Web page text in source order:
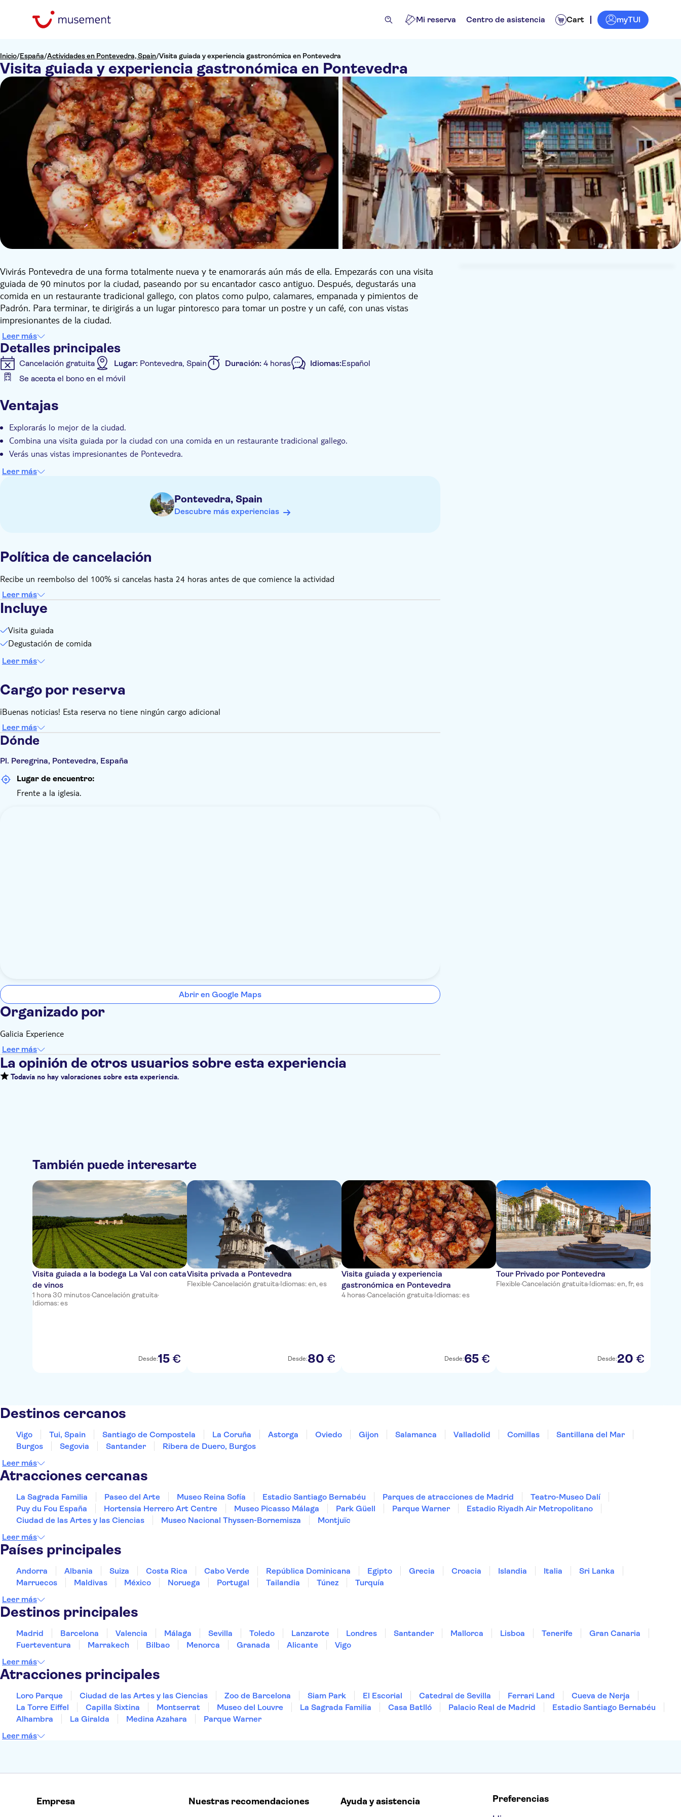
Mi reserva Centro de asistencia Cart myTUI
Inicio/España/Actividades en Pontevedra, Spain/Visita guiada y experiencia gastronómica en Pontevedra
Visita guiada y experiencia gastronómica en Pontevedra
Vivirás Pontevedra de una forma totalmente nueva y te enamorarás aún más de ella. Empezarás con una visita
guiada de 90 minutos por la ciudad, paseando por su encantador casco antiguo. Después, degustarás una
comida en un restaurante tradicional gallego, con platos como pulpo, calamares, empanada y pimientos de
Padrón. Para terminar, te dirigirás a un lugar pintoresco para tomar un postre y un café, con unas vistas
impresionantes de la ciudad.
Leer más
Detalles principales
Cancelación gratuita Lugar: Pontevedra, Spain Duración: 4 horas Idiomas:Español
Se acepta el bono en el móvil
Confirmación al momento
Accesible en silla de ruedas
Ventajas
Explorarás lo mejor de la ciudad.
Combina una visita guiada por la ciudad con una comida en un restaurante tradicional gallego.
Verás unas vistas impresionantes de Pontevedra.
Leer más
Pontevedra, Spain
Descubre más experiencias
Política de cancelación
Recibe un reembolso del 100% si cancelas hasta 24 horas antes de que comience la actividad
Leer más
Incluye
Visita guiada
Degustación de comida
Leer más
Cargo por reserva
¡Buenas noticias! Esta reserva no tiene ningún cargo adicional
Leer más
Dónde
Pl. Peregrina, Pontevedra, España
Lugar de encuentro:
Frente a la iglesia.
Abrir en Google Maps
Organizado por
Galicia Experience
Leer más
La opinión de otros usuarios sobre esta experiencia
Todavía no hay valoraciones sobre esta experiencia.
También puede interesarte
Visita guiada a la bodega La Val con cata
de vinos
1 hora 30 minutos·Cancelación gratuita·
Idiomas: es
Desde:15 €
Visita privada a Pontevedra
Flexible·Cancelación gratuita·Idiomas: en, es
Desde:80 €
Visita guiada y experiencia
gastronómica en Pontevedra
4 horas·Cancelación gratuita·Idiomas: es
Desde:65 €
Tour Privado por Pontevedra
Flexible·Cancelación gratuita·Idiomas: en, fr, es
Desde:20 €
Destinos cercanos
Vigo Tui, Spain Santiago de Compostela La Coruña Astorga Oviedo Gijon Salamanca Valladolid Comillas
Santillana del Mar
Burgos
Segovia Santander
Ribera de Duero, Burgos
Leer más
Atracciones cercanas
La Sagrada Familia Paseo del Arte Museo Reina Sofía Estadio Santiago Bernabéu Parques de atracciones de Madrid
Teatro-Museo Dalí
Puy du Fou España
Hortensia Herrero Art Centre Museo Picasso Málaga Park Güell Parque Warner
Estadio Riyadh Air Metropolitano
Ciudad de las Artes y las Ciencias
Museo Nacional Thyssen-Bornemisza
Montjuïc
Leer más
Países principales
Andorra Albania Suiza Costa Rica Cabo Verde República Dominicana Egipto Grecia Croacia Islandia Italia
Sri Lanka
Marruecos
Maldivas México Noruega Portugal Tailandia Túnez
Turquía
Leer más
Destinos principales
Madrid Barcelona Valencia Málaga Sevilla Toledo Lanzarote Londres Santander Mallorca Lisboa Tenerife
Gran Canaria
Fuerteventura
Marrakech Bilbao Menorca Granada Alicante
Vigo
Leer más
Atracciones principales
Loro Parque Ciudad de las Artes y las Ciencias Zoo de Barcelona Siam Park El Escorial Catedral de Sevilla Ferrari Land
Cueva de Nerja
La Torre Eiffel
Capilla Sixtina Montserrat Museo del Louvre La Sagrada Familia Casa Batlló Palacio Real de Madrid
Estadio Santiago Bernabéu
Alhambra
La Giralda Medina Azahara
Parque Warner
Leer más
Empresa Nuestras recomendaciones Ayuda y asistencia Preferencias